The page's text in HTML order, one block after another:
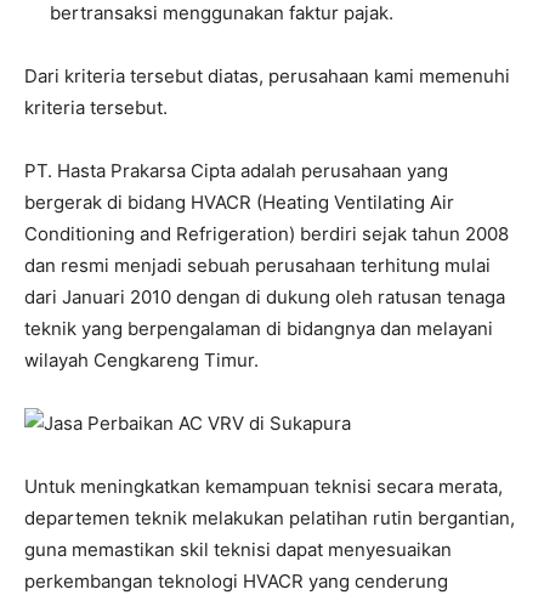
bertransaksi menggunakan faktur pajak.
Dari kriteria tersebut diatas, perusahaan kami memenuhi
kriteria tersebut.
PT. Hasta Prakarsa Cipta adalah perusahaan yang
bergerak di bidang HVACR (Heating Ventilating Air
Conditioning and Refrigeration) berdiri sejak tahun 2008
dan resmi menjadi sebuah perusahaan terhitung mulai
dari Januari 2010 dengan di dukung oleh ratusan tenaga
teknik yang berpengalaman di bidangnya dan melayani
wilayah Cengkareng Timur.
Untuk meningkatkan kemampuan teknisi secara merata,
departemen teknik melakukan pelatihan rutin bergantian,
guna memastikan skil teknisi dapat menyesuaikan
perkembangan teknologi HVACR yang cenderung